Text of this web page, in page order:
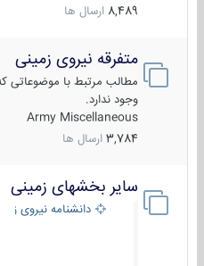
8,489 ارسال ها
متفرقه نیروی زمینی
مطالب مرتبط با موضوعاتی
وجود ندارد.
Army Miscellaneous
3,784 ارسال ها
سایر بخشهای زمینی
دانشنامه نیروی زمینی